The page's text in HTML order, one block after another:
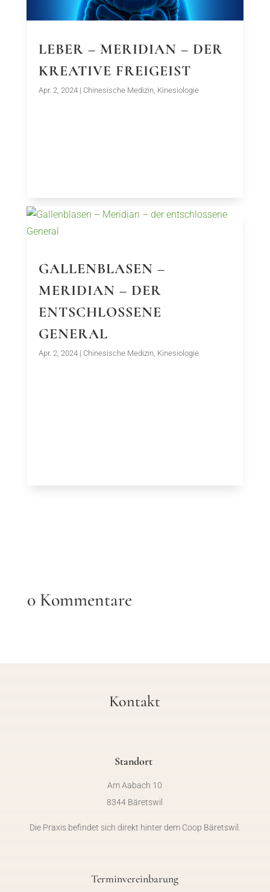
LEBER – MERIDIAN – DER
KREATIVE FREIGEIST
Apr. 2, 2024| Chinesische Medizin, Kinesiologie
GALLENBLASEN –
MERIDIAN – DER
ENTSCHLOSSENE
GENERAL
Apr. 2, 2024| Chinesische Medizin, Kinesiologie
0 Kommentare
Kontakt
Standort
Am Aabach 10
8344 Bäretswil
Die Praxis befindet sich direkt hinter dem Coop Bäretswil.
Terminvereinbarung